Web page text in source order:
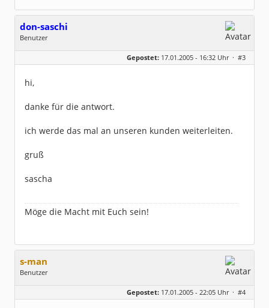
don-saschi
Benutzer
Geschlecht:
keine Angabe
Beiträge:
104
Gepostet: 17.01.2005 - 16:32 Uhr · #3
hi,
danke für die antwort.
ich werde das mal an unseren kunden weiterleiten.
gruß
sascha
Möge die Macht mit Euch sein!
s-man
Benutzer
Beiträge:
367
Gepostet: 17.01.2005 - 22:05 Uhr · #4